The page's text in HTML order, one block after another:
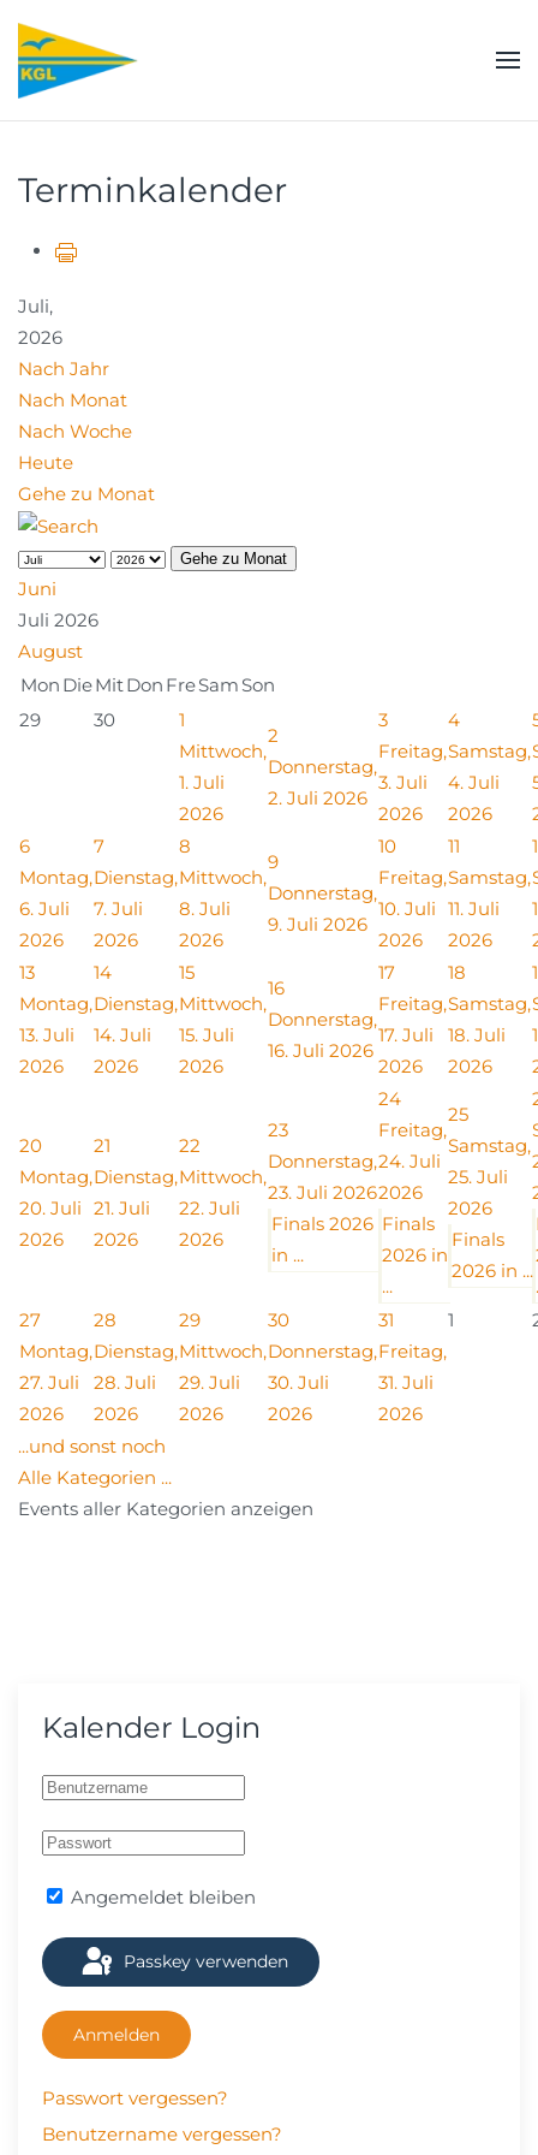
Zum Hauptinhalt springen
Terminkalender
Juli,
2026
Nach Jahr
Nach Monat
Nach Woche
Heute
Gehe zu Monat
Gehe zu Monat
Juni
Juli 2026
August
Mon DieMitDon FreSam Son
29
30
1
Mittwoch,
1. Juli
2026
2
Donnerstag,
2. Juli 2026
3
Freitag,
3. Juli
2026
4
Samstag,
4. Juli
2026
6
Montag,
6. Juli
2026
7
Dienstag,
7. Juli
2026
8
Mittwoch,
8. Juli
2026
9
Donnerstag,
9. Juli 2026
10
Freitag,
10. Juli
2026
11
Samstag,
11. Juli
2026
13
Montag,
13. Juli
2026
14
Dienstag,
14. Juli
2026
15
Mittwoch,
15. Juli
2026
16
Donnerstag,
16. Juli 2026
17
Freitag,
17. Juli
2026
18
Samstag,
18. Juli
2026
20
Montag,
20. Juli
2026
21
Dienstag,
21. Juli
2026
22
Mittwoch,
22. Juli
2026
23
Donnerstag,
23. Juli 2026
Finals 2026
in ...
24
Freitag,
24. Juli
2026
Finals
2026 in
...
25
Samstag,
25. Juli
2026
Finals
2026 in ...
27
Montag,
27. Juli
2026
28
Dienstag,
28. Juli
2026
29
Mittwoch,
29. Juli
2026
30
Donnerstag,
30. Juli
2026
31
Freitag,
31. Juli
2026
1
...und sonst noch
Alle Kategorien ...
Events aller Kategorien anzeigen
Kalender Login
Angemeldet bleiben
Passkey verwenden
Anmelden
Passwort vergessen?
Benutzername vergessen?